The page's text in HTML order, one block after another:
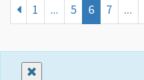
1 ... 5 6 7 ...